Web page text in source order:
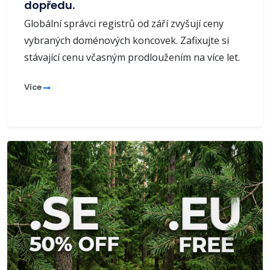
dopředu.
Globální správci registrů od září zvyšují ceny
vybraných doménových koncovek. Zafixujte si
stávající cenu včasným prodloužením na více let.
Více